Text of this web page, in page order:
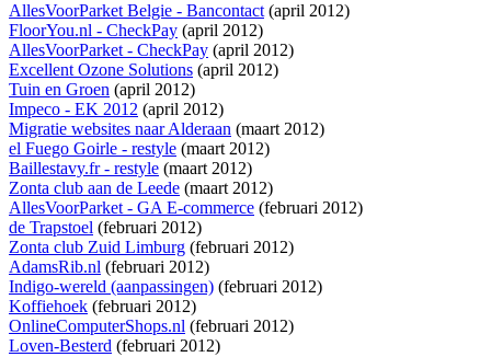
AllesVoorParket Belgie - Bancontact(april 2012)
FloorYou.nl - CheckPay (april 2012)
AllesVoorParket - CheckPay (april 2012)
Excellent Ozone Solutions (april 2012)
Tuin en Groen (april 2012)
Impeco - EK 2012 (april 2012)
Migratie websites naar Alderaan (maart 2012)
el Fuego Goirle - restyle (maart 2012)
Baillestavy.fr - restyle (maart 2012)
Zonta club aan de Leede (maart 2012)
AllesVoorParket - GA E-commerce (februari 2012)
de Trapstoel (februari 2012)
Zonta club Zuid Limburg (februari 2012)
AdamsRib.nl (februari 2012)
Indigo-wereld (aanpassingen) (februari 2012)
Koffiehoek (februari 2012)
OnlineComputerShops.nl (februari 2012)
Loven-Besterd (februari 2012)